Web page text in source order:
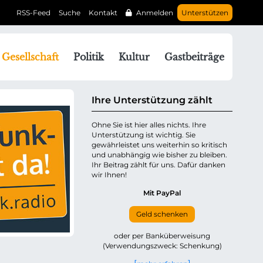
Unterstützen
Anmelden
Kontakt
Suche
RSS-Feed
Gesellschaft Politik Kultur Gastbeiträge
Ihre Unterstützung zählt
Ohne Sie ist hier alles nichts. Ihre
Unterstützung ist wichtig. Sie
gewährleistet uns weiterhin so kritisch
und unabhängig wie bisher zu bleiben.
Ihr Beitrag zählt für uns. Dafür danken
wir Ihnen!
Mit PayPal
Geld schenken
oder per Banküberweisung
(Verwendungszweck: Schenkung)